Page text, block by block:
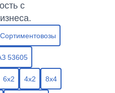
с
Сортиментовозы
53605
6х2 4х2 8х4